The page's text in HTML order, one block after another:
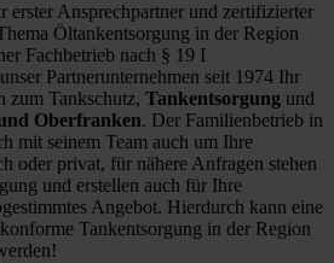
erster Ansprechpartner und zertifizierter
Öltankentsorgung in der Region
Fachbetrieb nach § 19 I
Partnerunternehmen seit 1974 Ihr
zum Tankschutz, Tankentsorgung und
Oberfranken. Der Familienbetrieb in
mit seinem Team auch um Ihre
oder privat, für nähere Anfragen stehen
und erstellen auch für Ihre
Angebot. Hierdurch kann eine
Tankentsorgung in der Region